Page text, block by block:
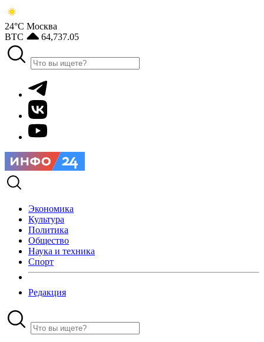
24°С Москва
BTC
64,737.05
Экономика
Культура
Политика
Общество
Наука и техника
Спорт
Редакция